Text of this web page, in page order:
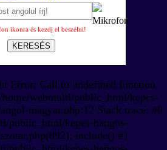
ikonra és kezdj el beszélni!
KERESÉS
Error: Call to undefined function
webmulti/public_html/kepes-
magyar.php:12 Stack trace: #0
public_html/kepes-hangos-
include() #1